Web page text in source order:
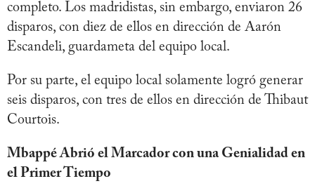
completo. Los madridistas, sin embargo, enviaron 26
disparos, con diez de ellos en dirección de Aarón
Escandeli, guardameta del equipo local.
Por su parte, el equipo local solamente logró generar
seis disparos, con tres de ellos en dirección de Thibaut
Courtois.
Mbappé Abrió el Marcador con una Genialidad en
el Primer Tiempo